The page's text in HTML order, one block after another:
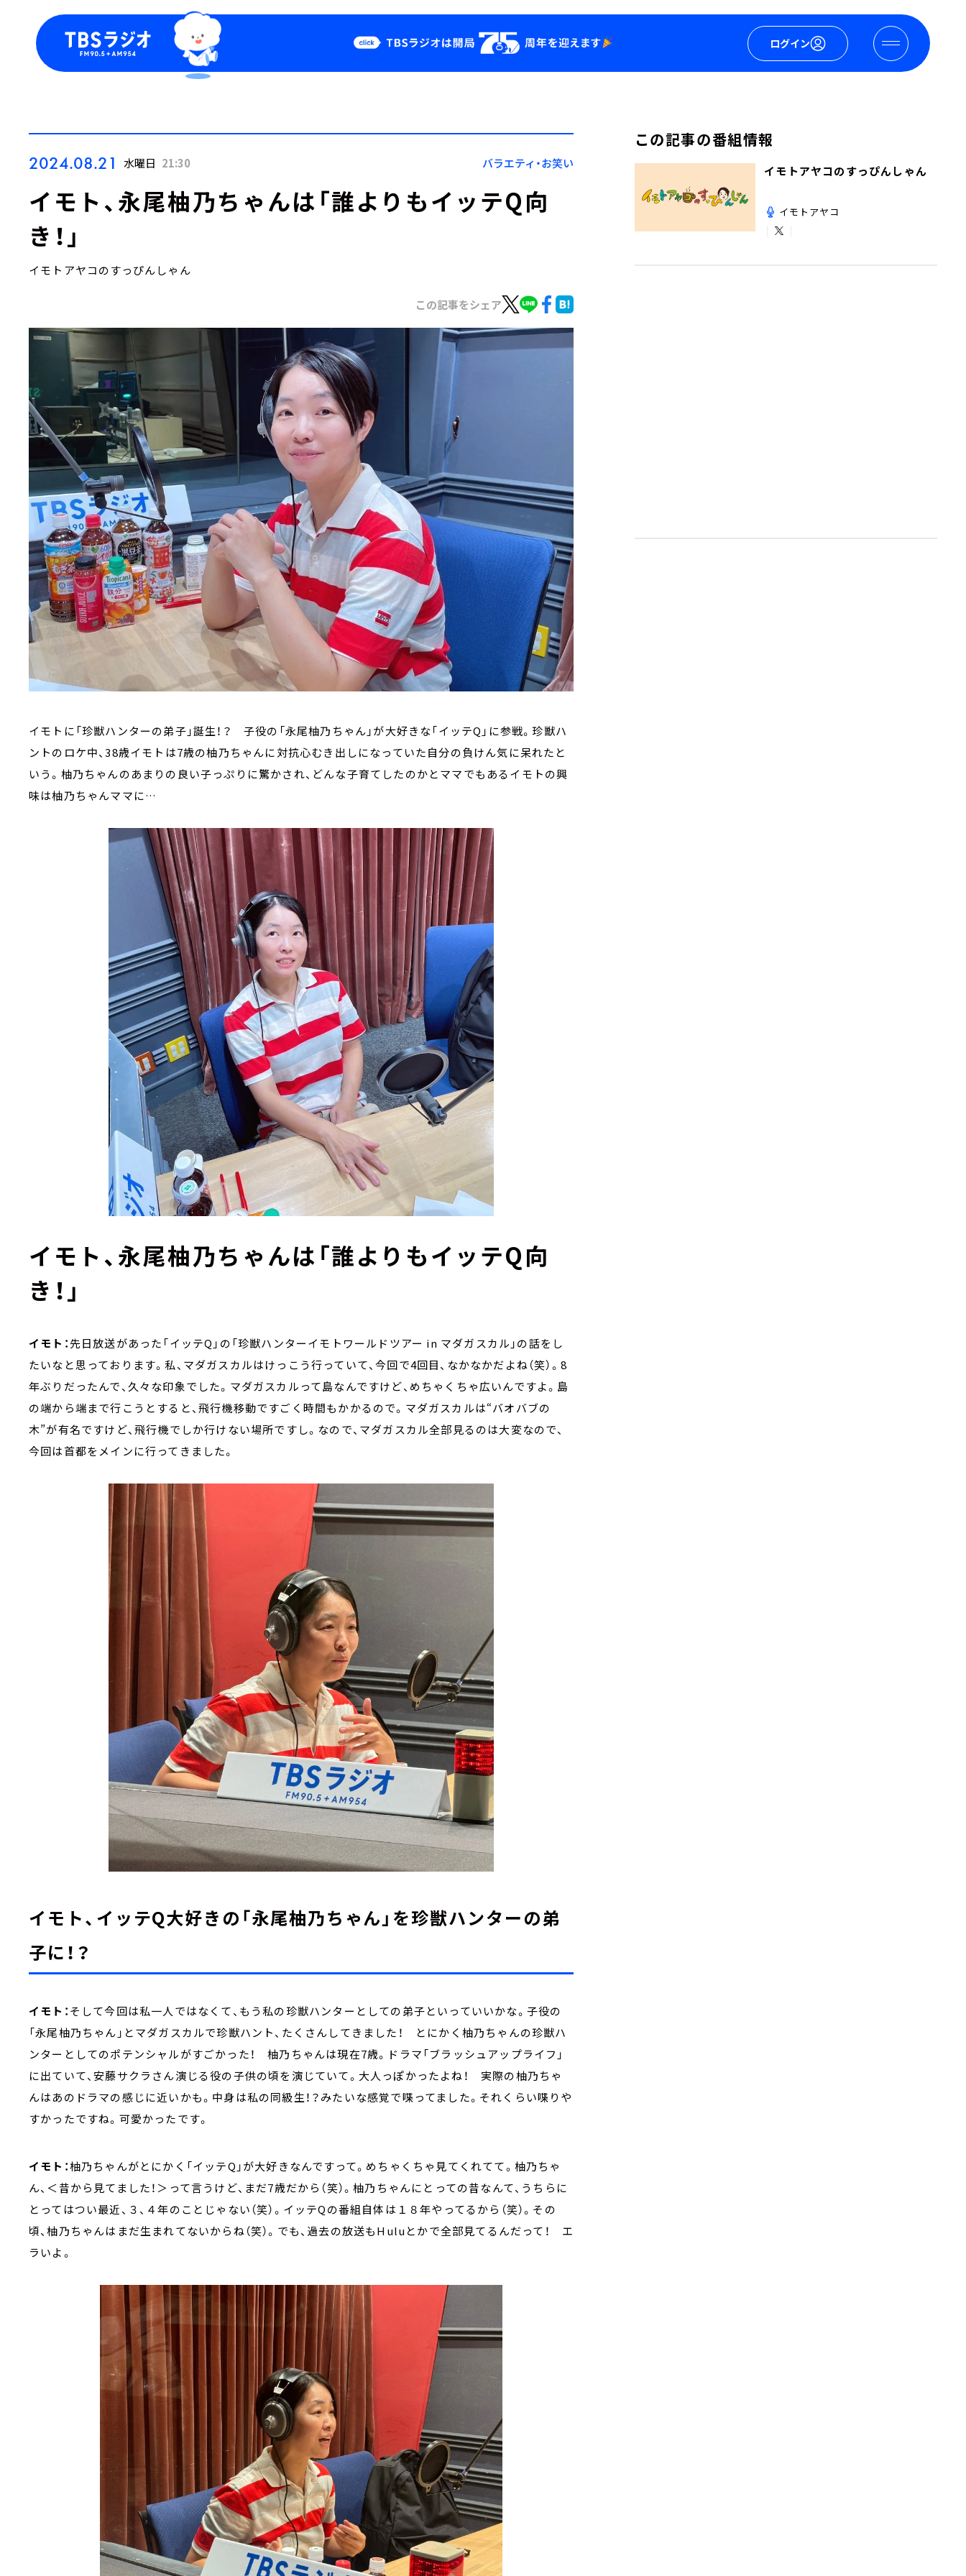
ログイン
Podcast
YouTube
会社情報
2024.08.21 水曜日 21:30 バラエティ・お笑い
イモト、永尾柚乃ちゃんは「誰よりもイッテQ向
き！」
イモトアヤコのすっぴんしゃん
この記事をシェア
イモトに「珍獣ハンターの弟子」誕生！？ 子役の「永尾柚乃ちゃん」が大好きな「イッテQ」に参戦。珍獣ハ
ントのロケ中、38歳イモトは7歳の柚乃ちゃんに対抗心むき出しになっていた自分の負けん気に呆れたと
いう。柚乃ちゃんのあまりの良い子っぷりに驚かされ、どんな子育てしたのかとママでもあるイモトの興
味は柚乃ちゃんママに…
イモト、永尾柚乃ちゃんは「誰よりもイッテQ向
き！」
イモト：先日放送があった「イッテQ」の「珍獣ハンターイモトワールドツアー in マダガスカル」の話をし
たいなと思っております。私、マダガスカルはけっこう行っていて、今回で4回目、なかなかだよね（笑）。8
年ぶりだったんで、久々な印象でした。マダガスカルって島なんですけど、めちゃくちゃ広いんですよ。島
の端から端まで行こうとすると、飛行機移動ですごく時間もかかるので。マダガスカルは“バオバブの
木”が有名ですけど、飛行機でしか行けない場所ですし。なので、マダガスカル全部見るのは大変なので、
今回は首都をメインに行ってきました。
イモト、イッテQ大好きの「永尾柚乃ちゃん」を珍獣ハンターの弟
子に！？
イモト：そして今回は私一人ではなくて、もう私の珍獣ハンターとしての弟子といっていいかな。子役の
「永尾柚乃ちゃん」とマダガスカルで珍獣ハント、たくさんしてきました！ とにかく柚乃ちゃんの珍獣ハ
ンターとしてのポテンシャルがすごかった！ 柚乃ちゃんは現在7歳。ドラマ「ブラッシュアップライフ」
に出ていて、安藤サクラさん演じる役の子供の頃を演じていて。大人っぽかったよね！ 実際の柚乃ちゃ
んはあのドラマの感じに近いかも。中身は私の同級生！？みたいな感覚で喋ってました。それくらい喋りや
すかったですね。可愛かったです。
イモト：柚乃ちゃんがとにかく「イッテQ」が大好きなんですって。めちゃくちゃ見てくれてて。柚乃ちゃ
ん、＜昔から見てました！＞って言うけど、まだ7歳だから（笑）。柚乃ちゃんにとっての昔なんて、うちらに
とってはつい最近、３、４年のことじゃない（笑）。イッテQの番組自体は１８年やってるから（笑）。その
頃、柚乃ちゃんはまだ生まれてないからね（笑）。でも、過去の放送もHuluとかで全部見てるんだって！ エ
ラいよ。
この記事の番組情報
イモトアヤコのすっぴんしゃん
イモトアヤコ